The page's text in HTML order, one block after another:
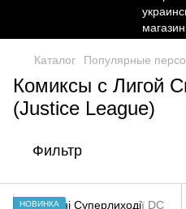
Каталог Популярные
Комиксы с Лигой
(Justice League)
Фильтр
НОВИНКА